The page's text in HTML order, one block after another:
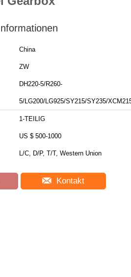
China
ZW
DH220-5/R260-
5/LG200/LG925/SY215/SY235/
1-TEILIG
US $ 500-1000
L/C, D/P, T/T, Western Union
Kontakt